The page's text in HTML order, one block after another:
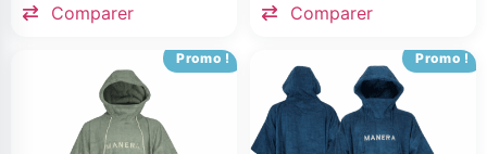
Comparer Comparer
Promo ! Promo !